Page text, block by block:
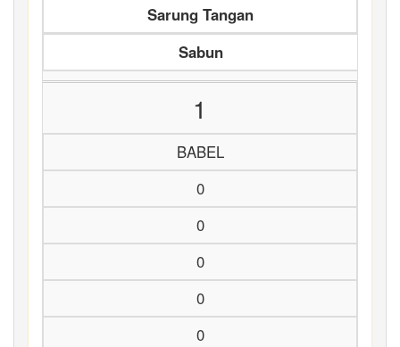
Sarung Tangan
Sabun
1
BABEL
0
0
0
0
0